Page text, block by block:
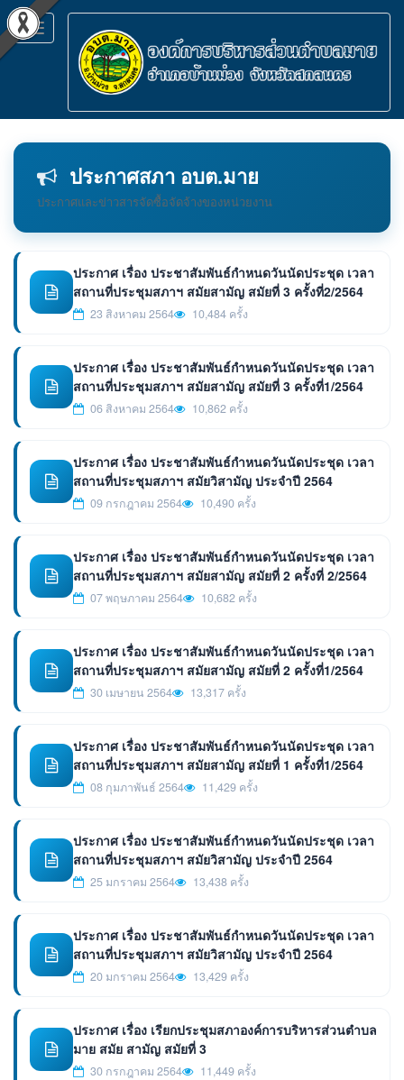
Toggle
navigation
ประกาศสภา อบต.มาย
ประกาศและข่าวสารจัดซื้อจัดจ้างของหน่วยงาน
ประกาศ เรื่อง ประชาสัมพันธ์กำหนดวันนัดประชุด เวลา
สถานที่ประชุมสภาฯ สมัยสามัญ สมัยที่ 3 ครั้งที่2/2564
23 สิงหาคม 2564 10,484 ครั้ง
ประกาศ เรื่อง ประชาสัมพันธ์กำหนดวันนัดประชุด เวลา
สถานที่ประชุมสภาฯ สมัยสามัญ สมัยที่ 3 ครั้งที่1/2564
06 สิงหาคม 2564 10,862 ครั้ง
ประกาศ เรื่อง ประชาสัมพันธ์กำหนดวันนัดประชุด เวลา
สถานที่ประชุมสภาฯ สมัยวิสามัญ ประจำปี 2564
09 กรกฎาคม 2564 10,490 ครั้ง
ประกาศ เรื่อง ประชาสัมพันธ์กำหนดวันนัดประชุด เวลา
สถานที่ประชุมสภาฯ สมัยสามัญ สมัยที่ 2 ครั้งที่ 2/2564
07 พฤษภาคม 2564 10,682 ครั้ง
ประกาศ เรื่อง ประชาสัมพันธ์กำหนดวันนัดประชุด เวลา
สถานที่ประชุมสภาฯ สมัยสามัญ สมัยที่ 2 ครั้งที่1/2564
30 เมษายน 2564 13,317 ครั้ง
ประกาศ เรื่อง ประชาสัมพันธ์กำหนดวันนัดประชุด เวลา
สถานที่ประชุมสภาฯ สมัยสามัญ สมัยที่ 1 ครั้งที่1/2564
08 กุมภาพันธ์ 2564 11,429 ครั้ง
ประกาศ เรื่อง ประชาสัมพันธ์กำหนดวันนัดประชุด เวลา
สถานที่ประชุมสภาฯ สมัยวิสามัญ ประจำปี 2564
25 มกราคม 2564 13,438 ครั้ง
ประกาศ เรื่อง ประชาสัมพันธ์กำหนดวันนัดประชุด เวลา
สถานที่ประชุมสภาฯ สมัยวิสามัญ ประจำปี 2564
20 มกราคม 2564 13,429 ครั้ง
ประกาศ เรื่อง เรียกประชุมสภาองค์การบริหารส่วนตำบล
มาย สมัย สามัญ สมัยที่ 3
30 กรกฎาคม 2564 11,449 ครั้ง